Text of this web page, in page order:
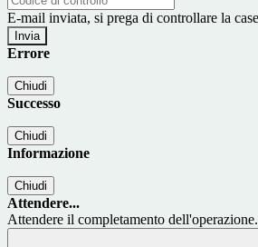
E-mail inviata, si prega di controllare la
Errore
Chiudi
Successo
Chiudi
Informazione
Chiudi
Attendere...
Attendere il completamento